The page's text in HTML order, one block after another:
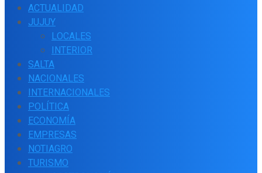
ACTUALIDAD
JUJUY
LOCALES
INTERIOR
SALTA
NACIONALES
INTERNACIONALES
POLÍTICA
ECONOMÍA
EMPRESAS
NOTIAGRO
TURISMO